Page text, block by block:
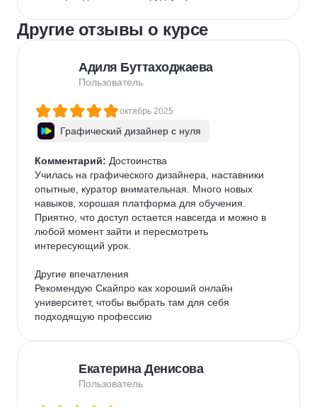
Другие отзывы о курсе
Адиля Буттаходжаева
Пользователь
октябрь 2025
Графический дизайнер с нуля
Комментарий: Достоинства
Училась на графического дизайнера, наставники
опытные, куратор внимательная. Много новых
навыков, хорошая платформа для обучения.
Приятно, что доступ остается навсегда и можно в
любой момент зайти и пересмотреть
интересующий урок.
Другие впечатления
Рекомендую Скайпро как хороший онлайн
университет, чтобы выбрать там для себя
подходящую профессию
Екатерина Денисова
Пользователь